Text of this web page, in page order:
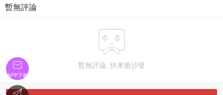
暫無評論

暫無評論, 快來搶沙發

APP下載
